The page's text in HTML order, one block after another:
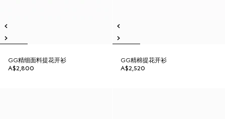
GG精细面料提花开衫
A$2,800
GG精棉提花开衫
A$2,520